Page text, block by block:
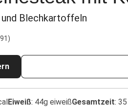
Blechkartoffeln
)
Eiweiß: 44g eiweißGesamtzeit: